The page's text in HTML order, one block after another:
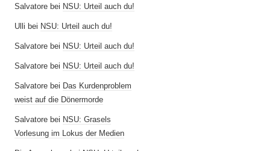
Salvatore bei NSU: Urteil auch du!
Ulli bei NSU: Urteil auch du!
Salvatore bei NSU: Urteil auch du!
Salvatore bei NSU: Urteil auch du!
Salvatore bei Das Kurdenproblem
weist auf die Dönermorde
Salvatore bei NSU: Grasels
Vorlesung im Lokus der Medien